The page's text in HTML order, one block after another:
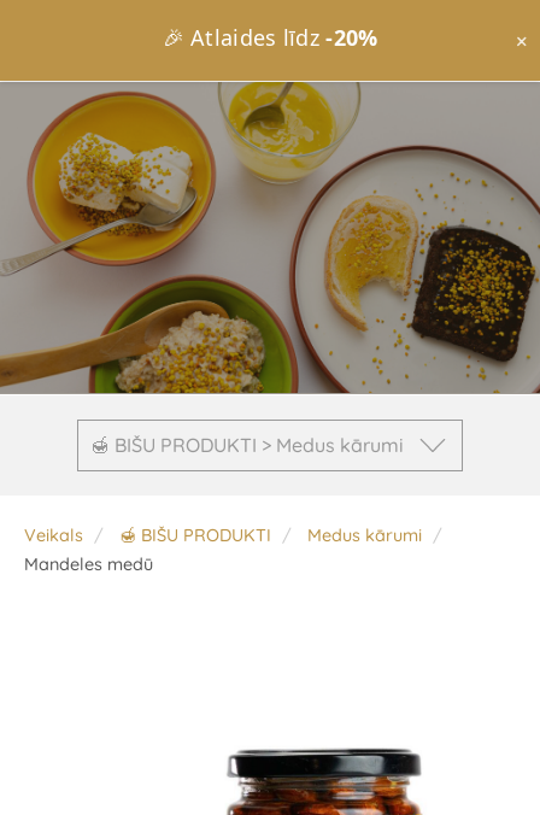
🎉 Atlaides līdz-20% ×
🍯 BIŠU PRODUKTI > Medus kārumi
Veikals 🍯 BIŠU PRODUKTI
Medus kārumi
Mandeles medū